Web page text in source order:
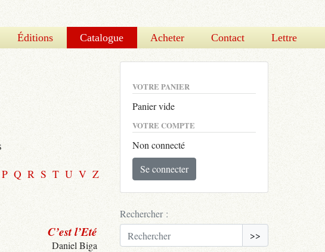
Éditions Catalogue Acheter Contact Lettre
P Q R S T U V Z
C’est l’Eté
Daniel Biga
VOTRE PANIER
Panier vide
VOTRE COMPTE
Non connecté
Se connecter
Rechercher :
>>